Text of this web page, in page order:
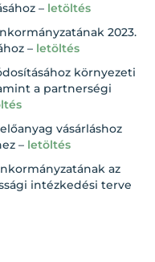
– letöltés
2023.
– letöltés
környezeti
a partnerségi
vásárláshoz
– letöltés
az
intézkedési terve